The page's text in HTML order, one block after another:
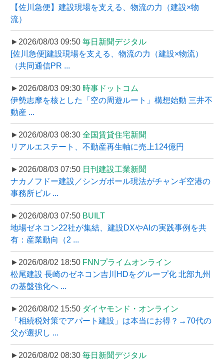
【佐川急便】建設現場を支える、物流の力（建設×物
流）
►2026/08/03 09:50 毎日新聞デジタル
[佐川急便]建設現場を支える、物流の力（建設×物流）
（共同通信PR ...
►2026/08/03 09:30 時事ドットコム
伊勢志摩を核とした「空の周遊ルート」構想始動 三井不
動産 ...
►2026/08/03 08:30 全国賃貸住宅新聞
リアルエステート、不動産再生軸に売上124億円
►2026/08/03 07:50 日刊建設工業新聞
ナカノフドー建設／シンガポール現法がチャンギ空港の
事務所ビル ...
►2026/08/03 07:50 BUILT
地場ゼネコン22社が集結、建設DXやAIの実践事例を共
有：産業動向（2 ...
►2026/08/02 18:50 FNNプライムオンライン
松尾建設 長崎のゼネコン吉川HDをグループ化 北部九州
の基盤強化へ ...
►2026/08/02 15:50 ダイヤモンド・オンライン
「相続税対策でアパート建設」は本当にお得？→70代の
父が選択し ...
►2026/08/02 08:30 毎日新聞デジタル